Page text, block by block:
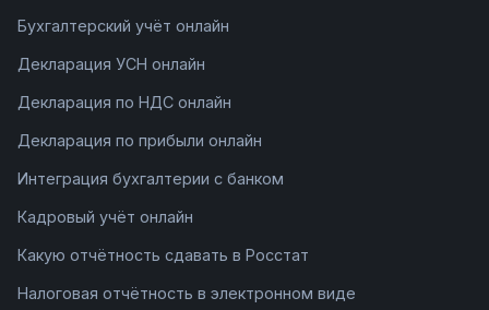
Бухгалтерский учёт онлайн
Декларация УСН онлайн
Декларация по НДС онлайн
Декларация по прибыли онлайн
Интеграция бухгалтерии с банком
Кадровый учёт онлайн
Какую отчётность сдавать в Росстат
Налоговая отчётность в электронном виде